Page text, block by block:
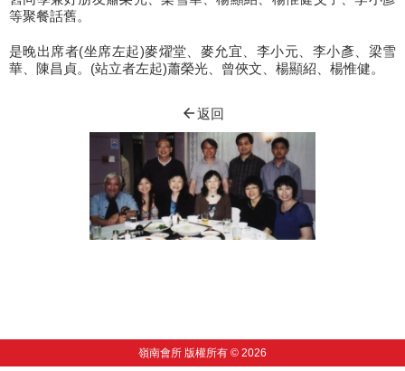
等聚餐話舊。
是晚出席者(坐席左起)麥燿堂、麥允宜、李小元、李小彥、梁雪
華、陳昌貞。(站立者左起)蕭榮光、曾俠文、楊顯紹、楊惟健。
arrow_back返回
嶺南會所 版權所有 © 2026